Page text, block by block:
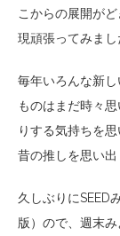
こからの展開が
現頑張ってみま
毎年いろんな新
ものはまだ時々
りする気持ちを
昔の推しを思い
久しぶりにSEED
版）ので、週末